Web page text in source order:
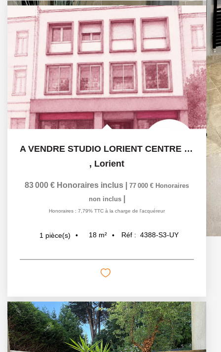
A VENDRE STUDIO LORIENT CENTRE VILLE 18 m² AVEC...
, Lorient
83 000 € Honoraires inclus 77 000 € Honoraires
non inclus
Honoraires : 7,79% TTC à la charge de l'acquéreur
1 pièce(s) 18 m² Réf : 4388-S3-UY